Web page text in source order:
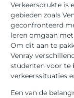
Verkeersdrukte is
gebieden zoals
geconfronteerd
leren omgaan
Om dit aan te
Venray
studenten voor te
verkeerssituaties
Een van de